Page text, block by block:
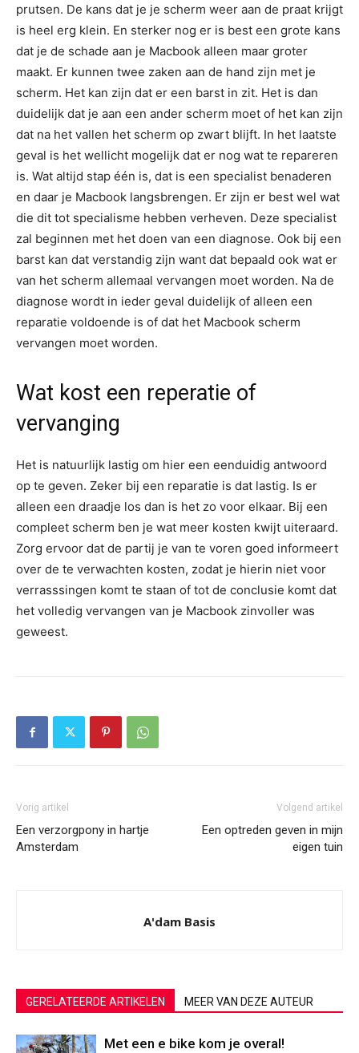
prutsen. De kans dat je je scherm weer aan de praat krijgt
is heel erg klein. En sterker nog er is best een grote kans
dat je de schade aan je Macbook alleen maar groter
maakt. Er kunnen twee zaken aan de hand zijn met je
scherm. Het kan zijn dat er een barst in zit. Het is dan
duidelijk dat je aan een ander scherm moet of het kan zijn
dat na het vallen het scherm op zwart blijft. In het laatste
geval is het wellicht mogelijk dat er nog wat te repareren
is. Wat altijd stap één is, dat is een specialist benaderen
en daar je Macbook langsbrengen. Er zijn er best wel wat
die dit tot specialisme hebben verheven. Deze specialist
zal beginnen met het doen van een diagnose. Ook bij een
barst kan dat verstandig zijn want dat bepaald ook wat er
van het scherm allemaal vervangen moet worden. Na de
diagnose wordt in ieder geval duidelijk of alleen een
reparatie voldoende is of dat het Macbook scherm
vervangen moet worden.
Wat kost een reperatie of
vervanging
Het is natuurlijk lastig om hier een eenduidig antwoord
op te geven. Zeker bij een reparatie is dat lastig. Is er
alleen een draadje los dan is het zo voor elkaar. Bij een
compleet scherm ben je wat meer kosten kwijt uiteraard.
Zorg ervoor dat de partij je van te voren goed informeert
over de te verwachten kosten, zodat je hierin niet voor
verrasssingen komt te staan of tot de conclusie komt dat
het volledig vervangen van je Macbook zinvoller was
geweest.
Vorig artikel
Een verzorgpony in hartje
Amsterdam
Volgend artikel
Een optreden geven in mijn
eigen tuin
A'dam Basis
GERELATEERDE ARTIKELEN MEER VAN DEZE AUTEUR
Met een e bike kom je overal!